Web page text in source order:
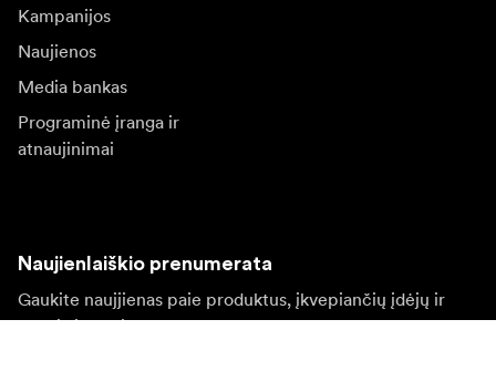
Kampanijos
Naujienos
Media bankas
Programinė įranga ir
atnaujinimai
Naujienlaiškio prenumerata
Gaukite naujjienas paie produktus, įkvepiančių įdėjų ir
specialių pasiūlymų.